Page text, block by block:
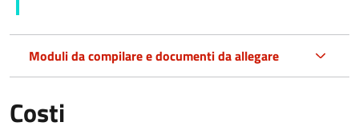
Moduli da compilare e documenti da allegare
Costi